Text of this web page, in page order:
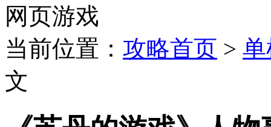
网页游戏
当前位置： 攻略首页 >
文